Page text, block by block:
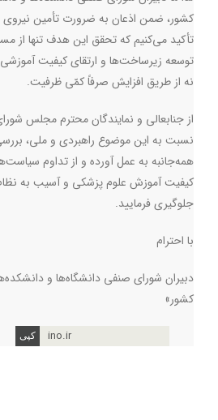
کشور، ضمن اذعان به ضرورت تأمین
تأکید می‌کنیم که تحقق این هدف تنها از
توسعه زیرساخت‌ها و ارتقای کیفیت
نه از طریق افزایش صرفاً کمّی ظرفیت.
از جنابعالی و نمایندگان محترم مجلس
نسبت به این موضوع راهبردی و ملی،
همه‌جانبه به عمل آورده و از تداوم
کیفیت آموزش علوم پزشکی و آسیب به
جلوگیری فرمایید.
با احترام
دبیران شورای صنفی دانشگاه‌ها و
کشور»
ino.ir